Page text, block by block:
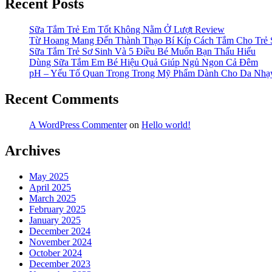
Recent Posts
Sữa Tắm Trẻ Em Tốt Không Nằm Ở Lượt Review
Từ Hoang Mang Đến Thành Thạo Bí Kíp Cách Tắm Cho Trẻ
Sữa Tắm Trẻ Sơ Sinh Và 5 Điều Bé Muốn Bạn Thấu Hiểu
Dùng Sữa Tắm Em Bé Hiệu Quả Giúp Ngủ Ngon Cả Đêm
pH – Yếu Tố Quan Trọng Trong Mỹ Phẩm Dành Cho Da
Recent Comments
A WordPress Commenteron Hello world!
Archives
May 2025
April 2025
March 2025
February 2025
January 2025
December 2024
November 2024
October 2024
December 2023